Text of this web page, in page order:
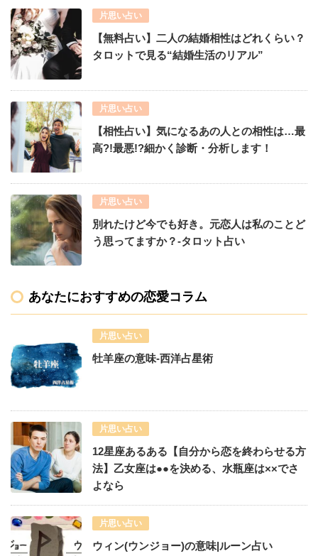
片思い占い
【無料占い】二人の結婚相性はどれくらい？
タロットで見る“結婚生活のリアル”
片思い占い
【相性占い】気になるあの人との相性は…最
高?!最悪!?細かく診断・分析します！
片思い占い
別れたけど今でも好き。元恋人は私のことど
う思ってますか？-タロット占い
あなたにおすすめの恋愛コラム
片思い占い
牡羊座の意味-西洋占星術
片思い占い
12星座あるある【自分から恋を終わらせる方
法】乙女座は●●を決める、水瓶座は××でさ
よなら
片思い占い
ウィン(ウンジョー)の意味|ルーン占い